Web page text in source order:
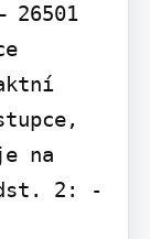
26501
na
2: -